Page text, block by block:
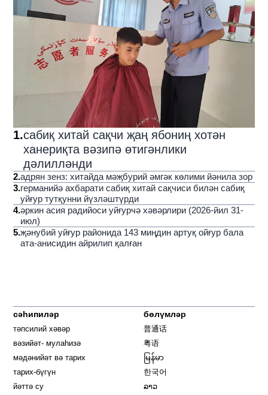
1.сабиқ хитай сақчи җаң ябониң хотән
ханериқта вәзипә өтигәнлики
дәлилләнди
2.адрян зенз: хитайда мәҗбурий әмгәк көлими йәнила зор
3.германийә ахбарати сабиқ хитай сақчиси билән сабиқ
уйғур тутқунни йүзләштүрди
4.әркин асия радийоси уйғурчә хәвәрлири (2026-йил 31-
июл)
5.җәнубий уйғур районида 143 миңдин артуқ ойғур бала
ата-анисидин айрилип қалған
сәһипиләр
тәпсилий хәвәр
вәзийәт- мулаһизә
мәдәнийәт вә тарих
тарих-бүгүн
йәттә су
бөлүмләр
普通话
粤语
မြန်မာ
한국어
ລາວ